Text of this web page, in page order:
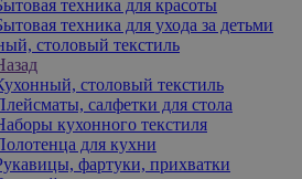
техника для красоты
техника для ухода за детьми
столовый текстиль
столовый текстиль
салфетки для стола
кухонного текстиля
для кухни
фартуки, прихватки